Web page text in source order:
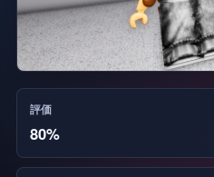
評価
80%